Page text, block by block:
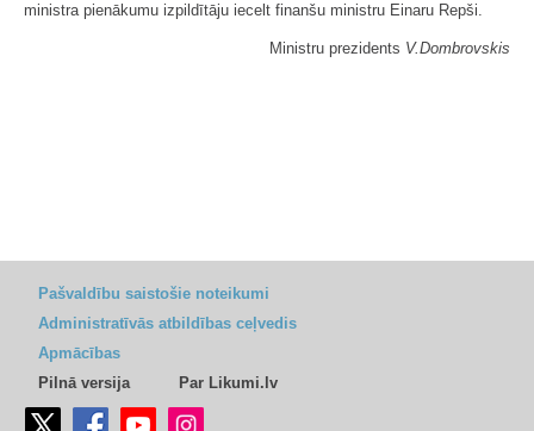
ministra pienākumu izpildītāju iecelt finanšu ministru Einaru Repši.
Ministru prezidents V.Dombrovskis
Pašvaldību saistošie noteikumi
Administratīvās atbildības ceļvedis
Apmācības
Pilnā versija
Par Likumi.lv